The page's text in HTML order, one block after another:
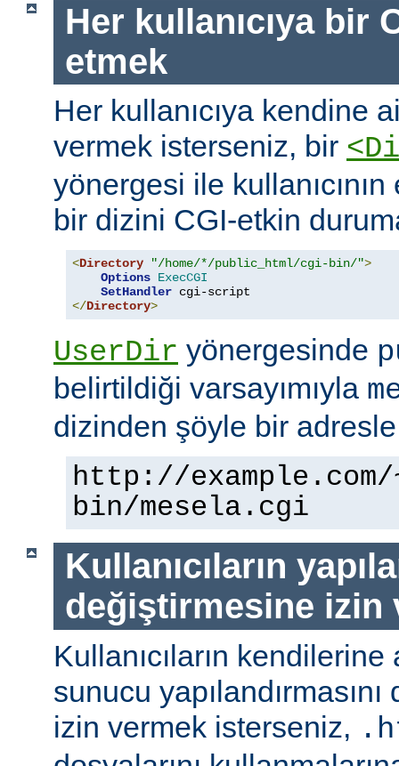
Her kullanıcıya bir
etmek
Her kullanıcıya kendine
vermek isterseniz, bir
yönergesi ile
bir dizini CGI-etkin
<Directory "/home/*/public_html/cgi-bin/">
Options ExecCGI
SetHandler
</Directory>
UserDir yönergesinde
belirtildiği varsayımıyla
dizinden şöyle bir
http://
bin/mesela.cgi
Kullanıcıların
değiştirmesine izin
Kullanıcıların
sunucu
izin vermek isterseniz,